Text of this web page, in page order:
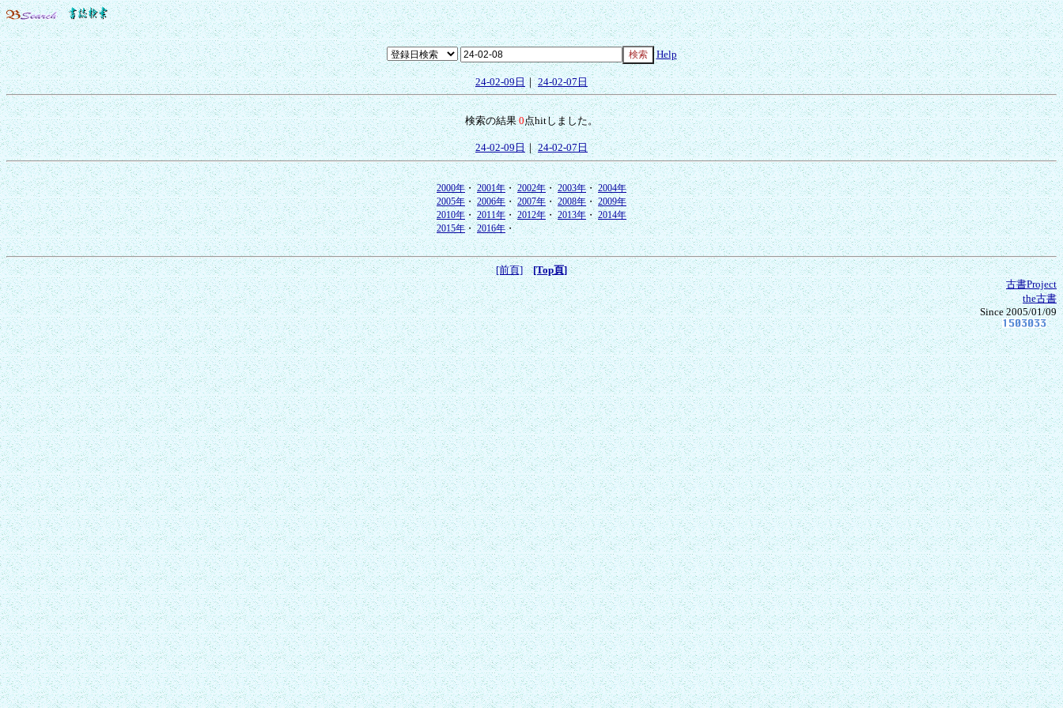
Help
24-02-09日｜24-02-07日
検索の結果0点hitしました。
24-02-09日｜24-02-07日
2000年・2001年・2002年・2003年・2004年
2005年・2006年・2007年・2008年・2009年
2010年・2011年・2012年・2013年・2014年
2015年・2016年・
[前頁]
[Top頁]
古書Project
the古書
Since 2005/01/09